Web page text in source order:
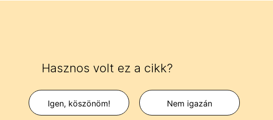
Hasznos volt ez a cikk?
Igen, köszönöm! Nem igazán